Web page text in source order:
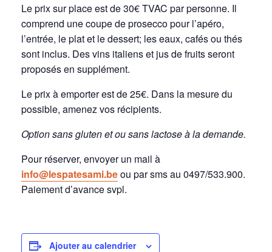
Le prix sur place est de 30€ TVAC par personne. Il
comprend une coupe de prosecco pour l’apéro,
l’entrée, le plat et le dessert; les eaux, cafés ou thés
sont inclus. Des vins italiens et jus de fruits seront
proposés en supplément.
Le prix à emporter est de 25€. Dans la mesure du
possible, amenez vos récipients.
Option sans gluten et ou sans lactose à la demande.
Pour réserver, envoyer un mail à
info@lespatesami.beou par sms au 0497/533.900.
Paiement d’avance svpl.
Ajouter au calendrier